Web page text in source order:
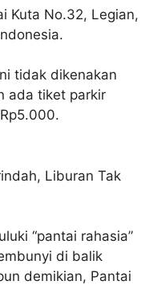
Kuta No.32, Legian,
tidak dikenakan
ada tiket parkir
“pantai rahasia”
di balik
demikian, Pantai